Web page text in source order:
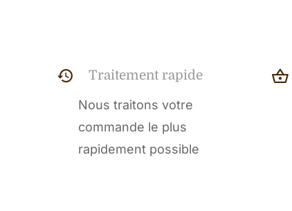
Traitement rapide
Nous traitons votre
commande le plus
rapidement possible